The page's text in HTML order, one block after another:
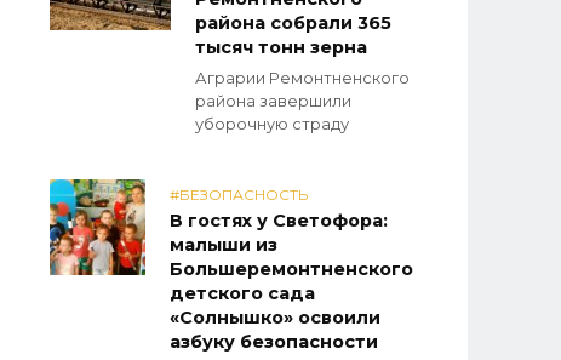
района собрали 365
тысяч тонн зерна
Аграрии Ремонтненского
района завершили
уборочную страду
#БЕЗОПАСНОСТЬ
В гостях у Светофора:
малыши из
Большеремонтненского
детского сада
«Солнышко» освоили
азбуку безопасности